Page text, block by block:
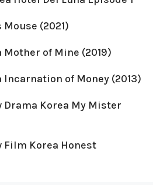
(2021)
Mother of Mine (2019)
Incarnation of Money (2013)
Drama Korea My Mister
Film Korea Honest